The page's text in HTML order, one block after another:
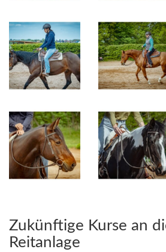
Zukünftige Kurse an
Reitanlage